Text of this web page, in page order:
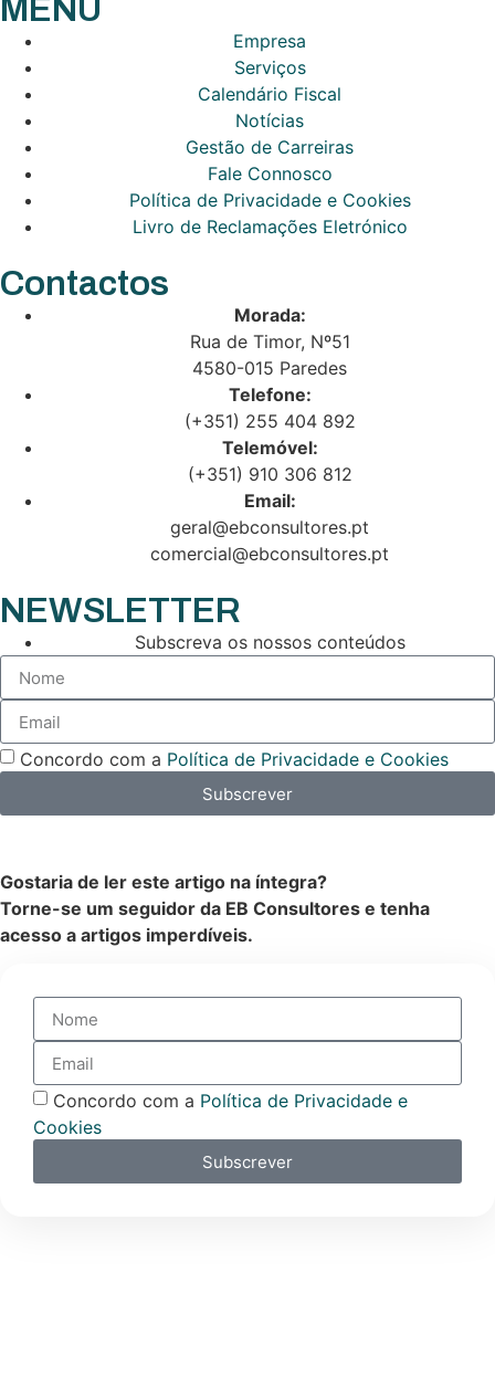
MENU
Empresa
Serviços
Calendário Fiscal
Notícias
Gestão de Carreiras
Fale Connosco
Política de Privacidade e Cookies
Livro de Reclamações Eletrónico
Contactos
Morada:
Rua de Timor, Nº51
4580-015 Paredes
Telefone:
(+351) 255 404 892
Telemóvel:
(+351) 910 306 812
Email:
geral@ebconsultores.pt
comercial@ebconsultores.pt
NEWSLETTER
Subscreva os nossos conteúdos
Concordo com a Política de Privacidade e Cookies
Subscrever
Gostaria de ler este artigo na íntegra?
Torne-se um seguidor da EB Consultores e tenha
acesso a artigos imperdíveis.
Concordo com a Política de Privacidade e
Cookies
Subscrever